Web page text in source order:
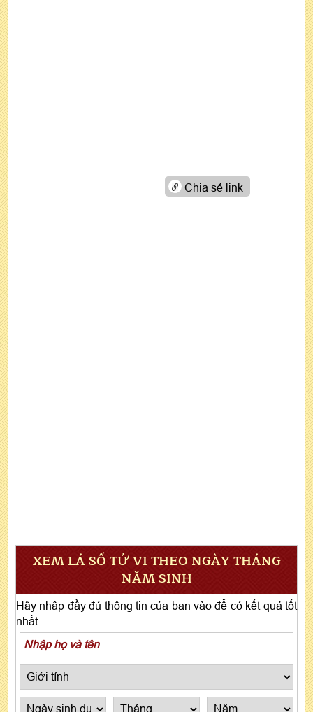
Chia sẻ link
XEM LÁ SỐ TỬ VI THEO NGÀY THÁNG
NĂM SINH
Hãy nhập đầy đủ thông tin của bạn vào để có kết quả tốt
nhất